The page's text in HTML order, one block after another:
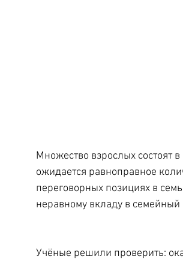
Множество взрослых состоят
ожидается равноправное
переговорных позициях в
неравному вкладу в семейный
Учёные решили проверить: